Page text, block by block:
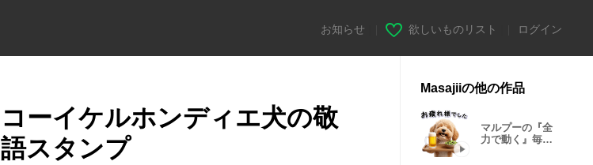
お知らせ 欲しいものリスト ログイン
コーイケルホンディエ犬の敬
語スタンプ
Masajiiの他の作品
マルプーの『全
力で動く』毎日